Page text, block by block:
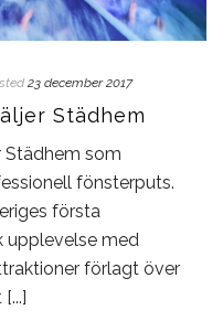
23 december 2017
Städhem
Städhem som
fönsterputs.
första
upplevelse med
förlagt över